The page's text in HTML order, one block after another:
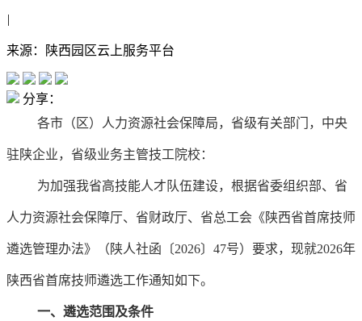
|
来源：陕西园区云上服务平台
分享：
各市（区）人力资源社会保障局，省级有关部门，中央
驻陕企业，省级业务主管技工院校：
为加强我省高技能人才队伍建设，根据省委组织部、省
人力资源社会保障厅、省财政厅、省总工会《陕西省首席技师
遴选管理办法》（陕人社函〔2026〕47号）要求，现就2026年
陕西省首席技师遴选工作通知如下。
一、遴选范围及条件